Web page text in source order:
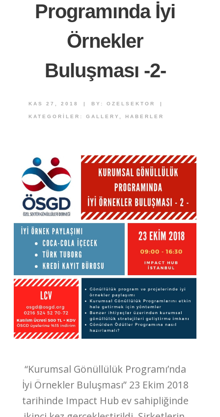
Programında İyi
Örnekler
Buluşması -2-
KAS 27, 2018 | BY: OZELSEKTOR |
KATEGORILER: GALLERY , HABERLER
“Kurumsal Gönüllülük Programı’nda
İyi Örnekler Buluşması” 23 Ekim 2018
tarihinde Impact Hub ev sahipliğinde